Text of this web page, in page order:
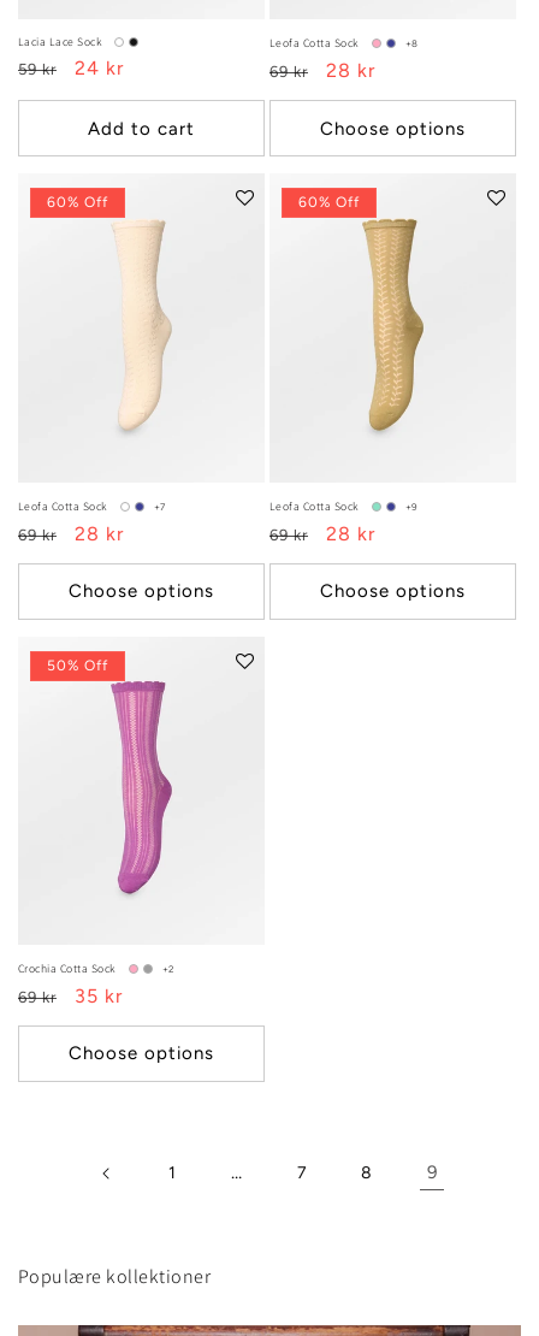
Lacia Lace Sock
Regular
price
59 kr
Sale
price
24 kr
Add to cart
Leofa Cotta Sock +8
Regular
price
69 kr
Sale
price
28 kr
Choose options
60% Off
Leofa Cotta Sock +7
Regular
price
69 kr
Sale
price
28 kr
Choose options
60% Off
Leofa Cotta Sock +9
Regular
price
69 kr
Sale
price
28 kr
Choose options
50% Off
Crochia Cotta Sock +2
Regular
price
69 kr
Sale
price
35 kr
Choose options
1 … 7 8 9
Populære kollektioner